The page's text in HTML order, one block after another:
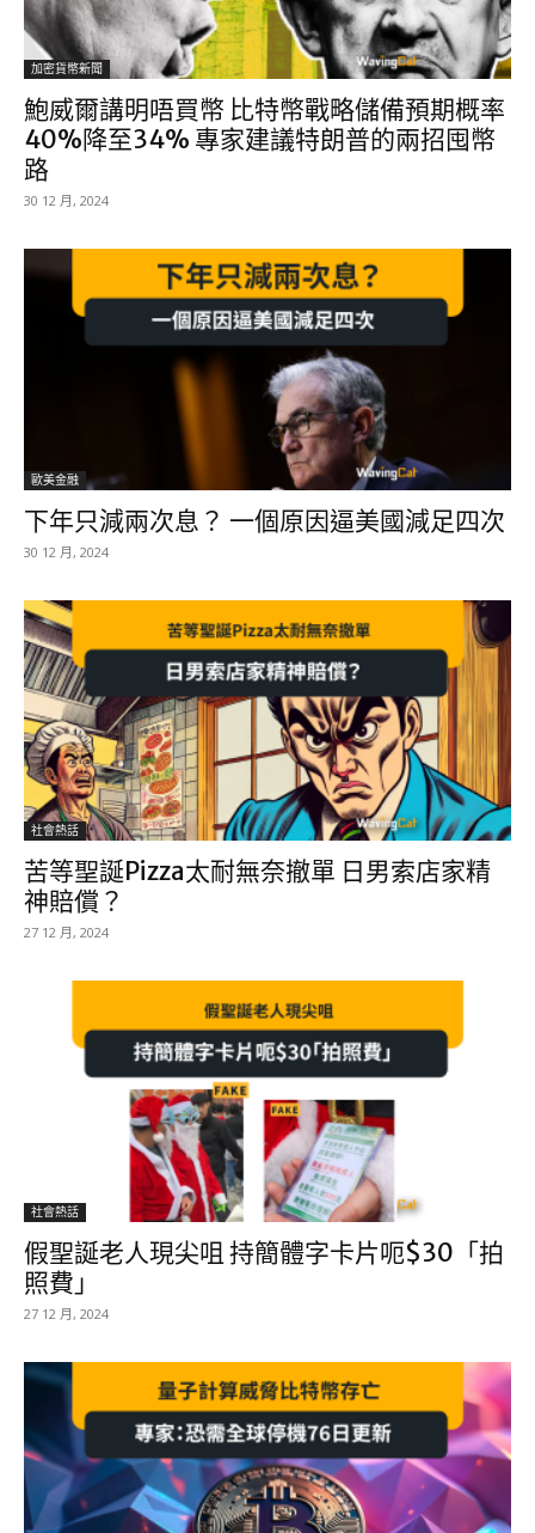
加密貨幣新聞
鮑威爾講明唔買幣 比特幣戰略儲備預期概率
40%降至34% 專家建議特朗普的兩招囤幣
路
30 12 月, 2024
歐美金融
下年只減兩次息？ 一個原因逼美國減足四次
30 12 月, 2024
社會熱話
苦等聖誕Pizza太耐無奈撤單 日男索店家精
神賠償？
27 12 月, 2024
社會熱話
假聖誕老人現尖咀 持簡體字卡片呃$30「拍
照費」
27 12 月, 2024